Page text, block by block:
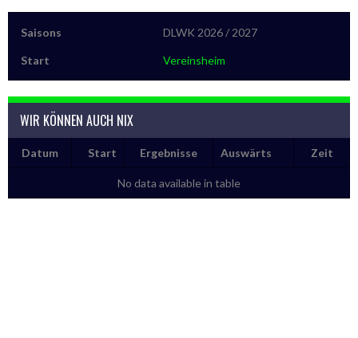
Saisons DLWK 2026 / 2027
Start Vereinsheim
WIR KÖNNEN AUCH NIX
Datum Start Ergebnisse Auswärts Zeit
No data available in table